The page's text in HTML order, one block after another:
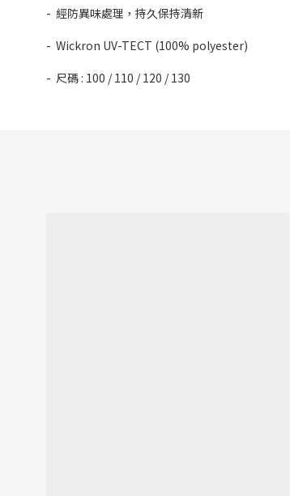
- 經防異味處理，持久保持清新
- Wickron UV-TECT (100% polyester)
- 尺碼 : 100 / 110 / 120 / 130